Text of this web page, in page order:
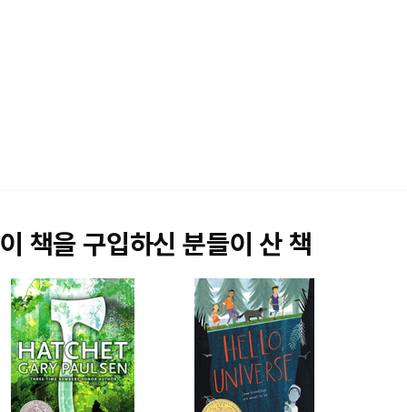
이 책을 구입하신 분들이 산 책